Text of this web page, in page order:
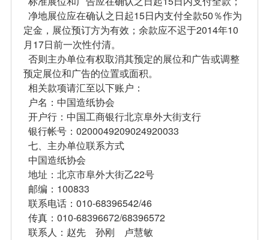
净地展位应在确认之日起15日内支付全款50％作为
定金，展位预订方为有效；余款应不迟于2014年10
月17日前一次性付清。
否则主办单位有权取消其预定的展位和广告或调整
预定展位和广告的位置或面积。
相关款项请汇至以下账户：
户名：中国造纸协会
开户行：中国工商银行北京阜外大街支行
银行帐号：0200049209024920033
七、主办单位联系方式
中国造纸协会
地址：北京市阜外大街乙22号
邮编：100833
联系电话：010-68396542/46
传真：010-68396672/68396572
联系人：赵先 孙刚 卢慧敏